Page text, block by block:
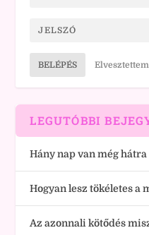
BELÉPÉS
LEGUTÓBBI
Hány nap van még hátra
Hogyan lesz tökéletes a
Az azonnali kötődés